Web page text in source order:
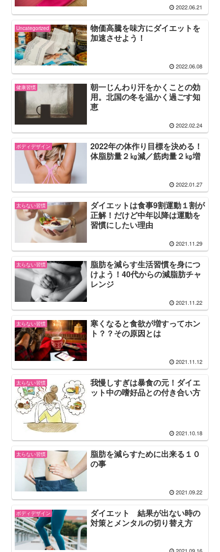
2022.06.21
Uncategorized
物価高騰を味方にダイエットを
加速させよう！
2022.06.08
健康習慣
朝一じんわり汗をかくことの効
用。北国の冬を温かく過ごす知
恵
2022.02.24
ボディデザイン
2022年の体作り目標を決める！
体脂肪量２㎏減／筋肉量２㎏増
2022.01.27
太らない習慣
ダイエットは食事9割運動１割が
正解！だけど中年以降は運動を
習慣にしたい理由
2021.11.29
太らない習慣
脂肪を減らす生活習慣を身につ
けよう！40代からの減脂肪チャ
レンジ
2021.11.22
太らない習慣
寒くなると食欲が増すってホン
ト？？その原因とは
2021.11.12
太らない習慣
我慢しすぎは暴食の元！ダイエ
ット中の嗜好品との付き合い方
2021.10.18
太らない習慣
脂肪を減らすために出来る１０
の事
2021.09.22
ボディデザイン
ダイエット 結果が出ない時の
対策とメンタルの切り替え方